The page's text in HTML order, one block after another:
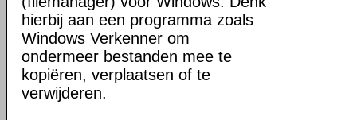
hierbij aan een programma zoals
Windows Verkenner om
ondermeer bestanden mee te
kopiëren, verplaatsen of te
verwijderen.